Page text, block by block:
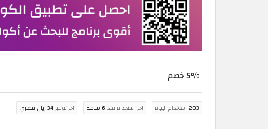
5% خصم
203استخدام اليوم اخر استخدام منذ6 ساعة اخر توفير34 ريال قطري